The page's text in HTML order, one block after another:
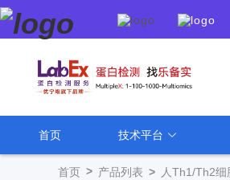
首页 技术平台
首页 > 产品列表 > 人Th1/Th2